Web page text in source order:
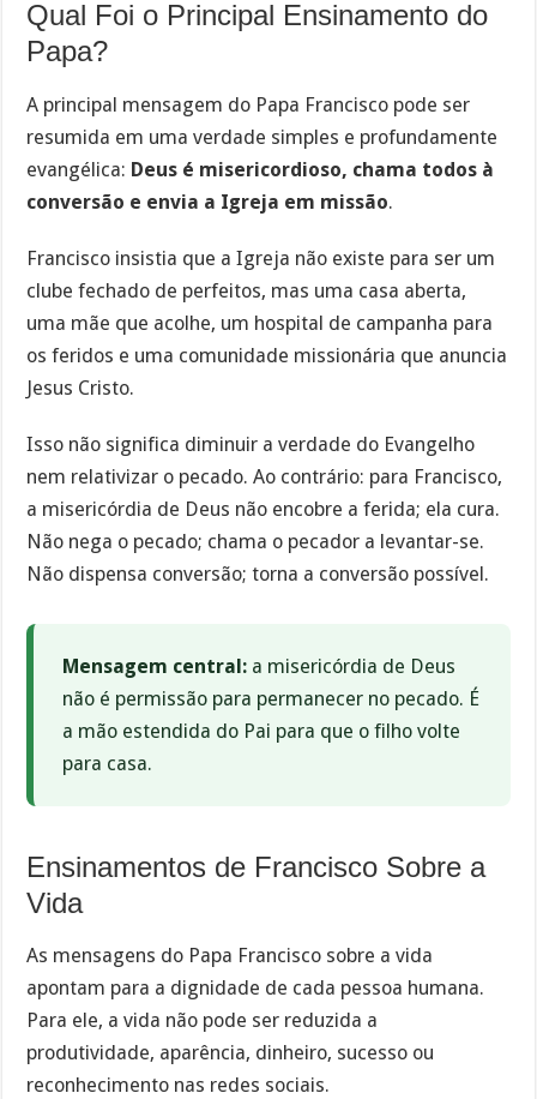
Qual Foi o Principal Ensinamento do
Papa?
A principal mensagem do Papa Francisco pode ser
resumida em uma verdade simples e profundamente
evangélica: Deus é misericordioso, chama todos à
conversão e envia a Igreja em missão.
Francisco insistia que a Igreja não existe para ser um
clube fechado de perfeitos, mas uma casa aberta,
uma mãe que acolhe, um hospital de campanha para
os feridos e uma comunidade missionária que anuncia
Jesus Cristo.
Isso não significa diminuir a verdade do Evangelho
nem relativizar o pecado. Ao contrário: para Francisco,
a misericórdia de Deus não encobre a ferida; ela cura.
Não nega o pecado; chama o pecador a levantar-se.
Não dispensa conversão; torna a conversão possível.
Mensagem central: a misericórdia de Deus
não é permissão para permanecer no pecado. É
a mão estendida do Pai para que o filho volte
para casa.
Ensinamentos de Francisco Sobre a
Vida
As mensagens do Papa Francisco sobre a vida
apontam para a dignidade de cada pessoa humana.
Para ele, a vida não pode ser reduzida a
produtividade, aparência, dinheiro, sucesso ou
reconhecimento nas redes sociais.